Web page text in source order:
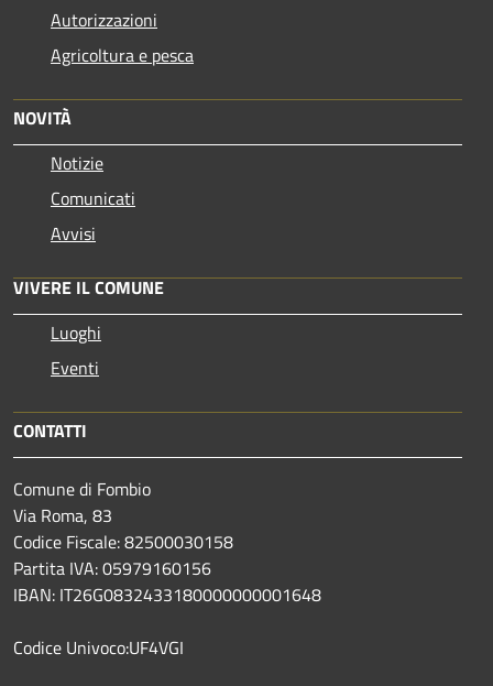
Autorizzazioni
Agricoltura e pesca
NOVITÀ
Notizie
Comunicati
Avvisi
VIVERE IL COMUNE
Luoghi
Eventi
CONTATTI
Comune di Fombio
Via Roma, 83
Codice Fiscale: 82500030158
Partita IVA: 05979160156
IBAN: IT26G0832433180000000001648
Codice Univoco:UF4VGI